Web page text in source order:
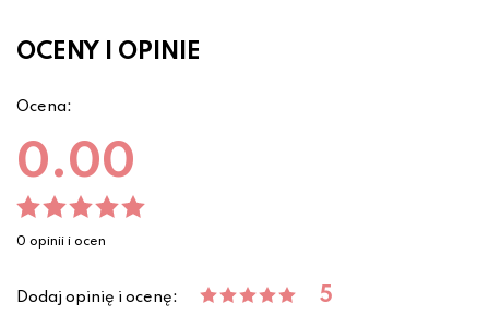
OCENY I OPINIE
Ocena:
0.00
0 opinii i ocen
Dodaj opinię i ocenę: 5